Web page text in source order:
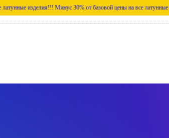
Минус 30% от базовой цены на все латунные изделия!!!